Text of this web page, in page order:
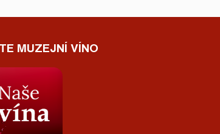
MUZEJNÍ VÍNO